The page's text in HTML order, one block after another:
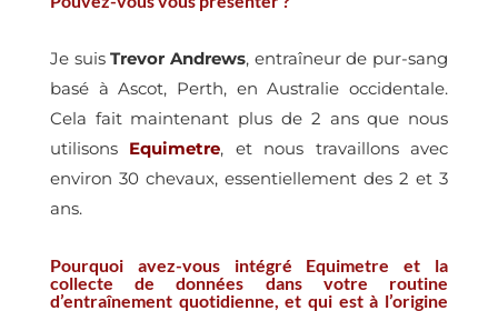
Je suisTrevor Andrews, entraîneur de pur-sang
basé à Ascot, Perth, en Australie occidentale.
Cela fait maintenant plus de 2 ans que nous
utilisons Equimetre, et nous travaillons avec
environ 30 chevaux, essentiellement des 2 et 3
ans.
Pourquoi avez-vous intégré Equimetre et la
collecte de données dans votre routine
d’entraînement quotidienne, et qui est à l’origine